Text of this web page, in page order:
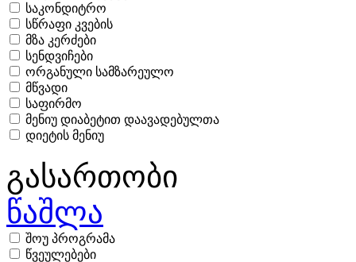
საკონდიტრო
სწრაფი კვების
მზა კერძები
სენდვიჩები
ორგანული სამზარეულო
მწვადი
საფირმო
მენიუ დიაბეტით დაავადებულთა
დიეტის მენიუ
გასართობი
წაშლა
შოუ პროგრამა
წვეულებები